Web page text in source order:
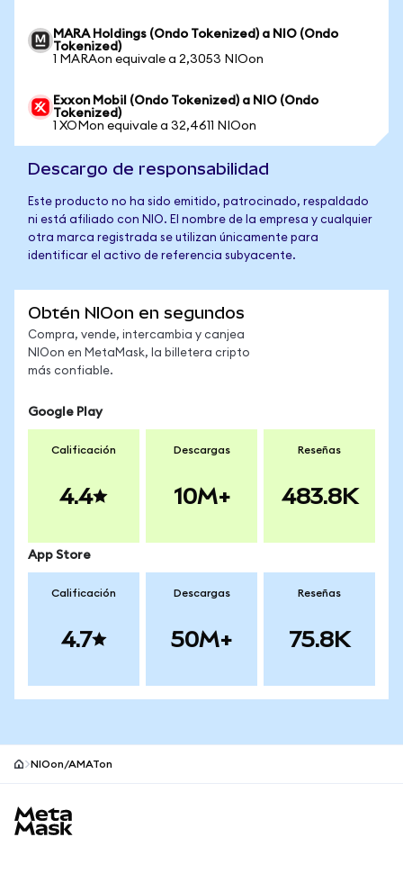
MARA Holdings (Ondo Tokenized) a NIO (Ondo
Tokenized)
1 MARAon equivale a 2,3053 NIOon
Exxon Mobil (Ondo Tokenized) a NIO (Ondo
Tokenized)
1 XOMon equivale a 32,4611 NIOon
Descargo de responsabilidad
Este producto no ha sido emitido, patrocinado, respaldado
ni está afiliado con NIO. El nombre de la empresa y cualquier
otra marca registrada se utilizan únicamente para
identificar el activo de referencia subyacente.
Obtén NIOon en segundos
Compra, vende, intercambia y canjea
NIOon en MetaMask, la billetera cripto
más confiable.
Google Play
Calificación
4.4
Descargas
10M+
Reseñas
483.8K
App Store
Calificación
4.7
Descargas
50M+
Reseñas
75.8K
NIOon/AMATon